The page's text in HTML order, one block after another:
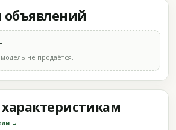
объявлений
не продаётся.
→